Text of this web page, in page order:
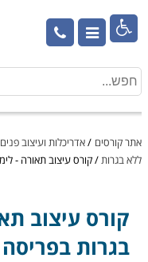

אתר קורסים /אדריכלות ועיצוב פנים
ללא בגרות/קורס עיצוב תאורה -
קורס עיצוב
בגרות